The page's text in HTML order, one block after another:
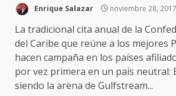
Enrique Salazar noviembre 28, 2017
La tradicional cita anual de la
del Caribe que reúne a los mejores
hacen campaña en los países
por vez primera en un país neutral:
siendo la arena de Gulfstream...